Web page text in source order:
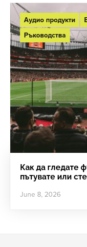
Аудио продукти
Ръководства
Как да гледате
пътувате или
June 8, 2026